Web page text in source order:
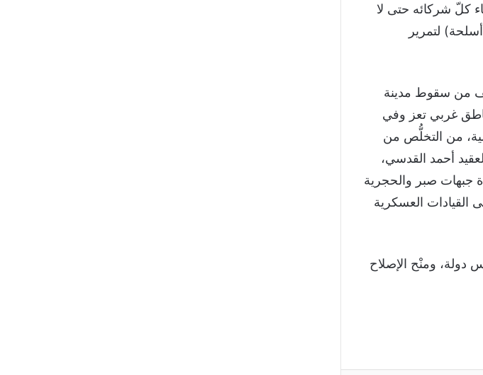
كلّ شركائه حتى لا
لتمرير
من سقوط مدينة
غربي تعز وفي
من التخلُّص من
أحمد القدسي،
جبهات صبر والحجرية
القيادات العسكرية
دولة، ومنْح الإصلاح